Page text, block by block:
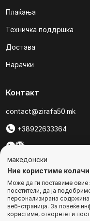
Плаќања
Техничка поддршка
Достава
Нарачки
Контакт
contact@zirafa50.mk
+38922633364
b2b@zirafa50.mk
Jадранска Магистрала
македонски
Ние користиме
Може да ги поставиме овие
посетители, да ја
персонализирана
веб-страница. За повеќе
користиме, отворете ги